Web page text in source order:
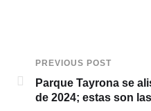
PREVIOUS POST
Parque Tayrona se
de 2024; estas son